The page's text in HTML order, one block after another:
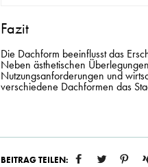
Fazit
Die Dachform beeinflusst das
Neben ästhetischen
Nutzungsanforderungen und
verschiedene Dachformen das
BEITRAG TEILEN: